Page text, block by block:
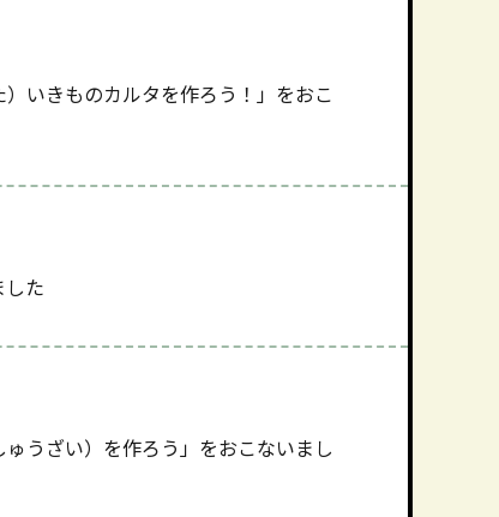
いきものカルタを作ろう！」をおこ
た
うざい）を作ろう」をおこないまし